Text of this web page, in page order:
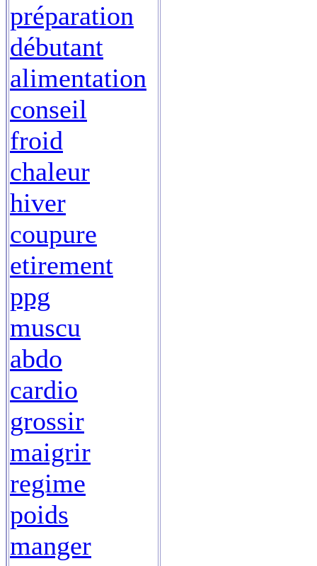
préparation
débutant
alimentation
conseil
froid
chaleur
hiver
coupure
etirement
ppg
muscu
abdo
cardio
grossir
maigrir
regime
poids
manger